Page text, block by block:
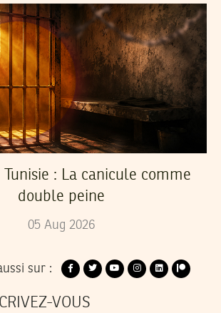
Tunisie : La canicule comme
double peine
05 Aug 2026
sur :
VOUS